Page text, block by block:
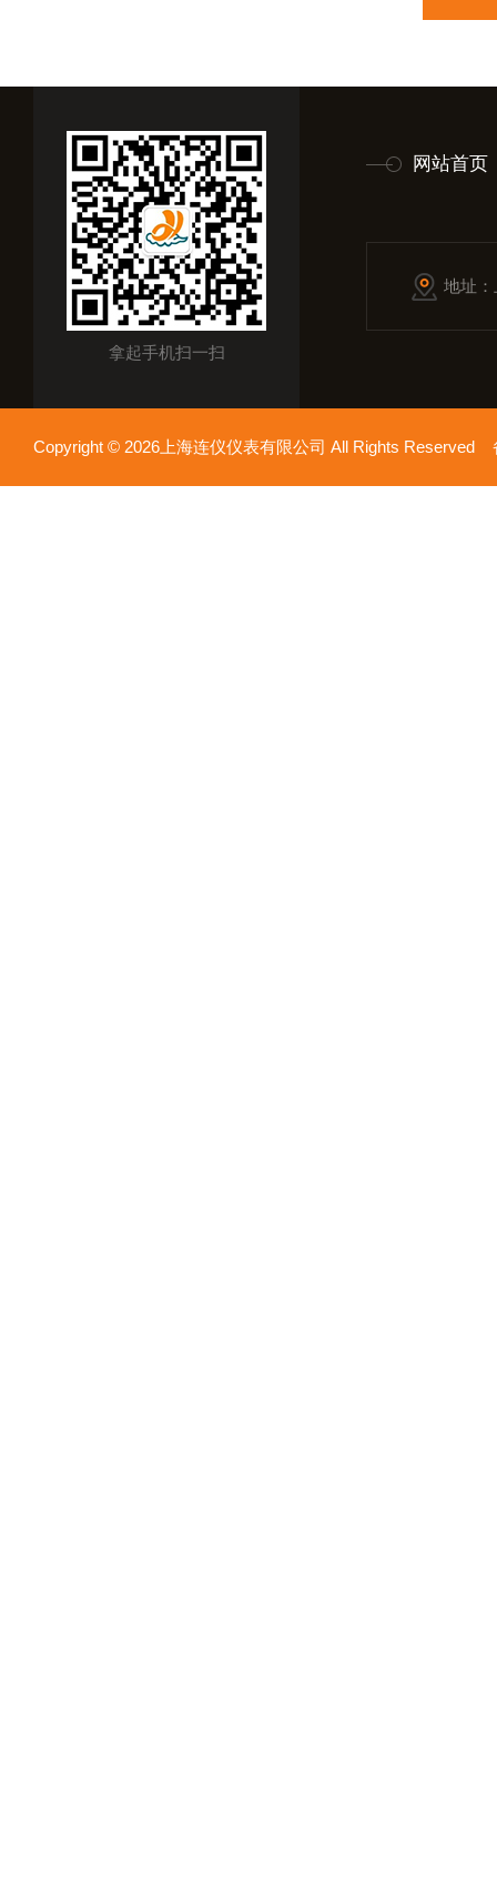
拿起手机扫一扫
网站首页
地址
Copyright © 2026上海连仪仪表有限公司 All Rights Reserved